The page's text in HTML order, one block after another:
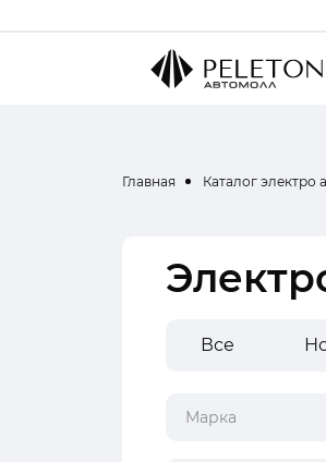
Главная Каталог электро
Все
Марка